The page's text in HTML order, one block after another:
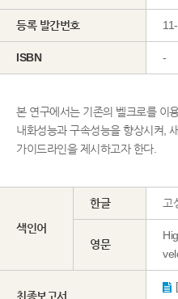
등록 발간번호
ISBN -
본 연구에서는 기존의 벨크로를 이
내화성능과 구속성능을 향상시켜,
가이드라인을 제시하고자 한다.
색인어
한글 고
영문
최종보고서